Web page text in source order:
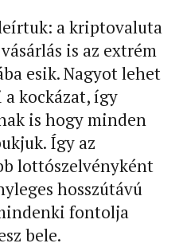
a kriptovaluta
is az extrém
esik. Nagyot lehet
kockázat, így
is hogy minden
Így az
lottószelvényként
hosszútávú
fontolja
bele.